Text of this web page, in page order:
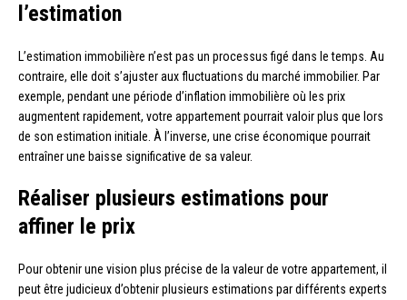
l’estimation
L’estimation immobilière n’est pas un processus figé dans le temps. Au
contraire, elle doit s’ajuster aux fluctuations du marché immobilier. Par
exemple, pendant une période d’inflation immobilière où les prix
augmentent rapidement, votre appartement pourrait valoir plus que lors
de son estimation initiale. À l’inverse, une crise économique pourrait
entraîner une baisse significative de sa valeur.
Réaliser plusieurs estimations pour
affiner le prix
Pour obtenir une vision plus précise de la valeur de votre appartement, il
peut être judicieux d’obtenir plusieurs estimations par différents experts